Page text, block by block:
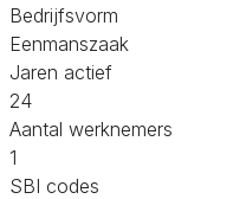
Bedrijfsvorm
Eenmanszaak
Jaren actief
24
Aantal werknemers
1
SBI codes